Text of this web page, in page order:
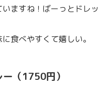
ますね！ばーっとドレッ
食べやすくて嬉しい。
（1750円）